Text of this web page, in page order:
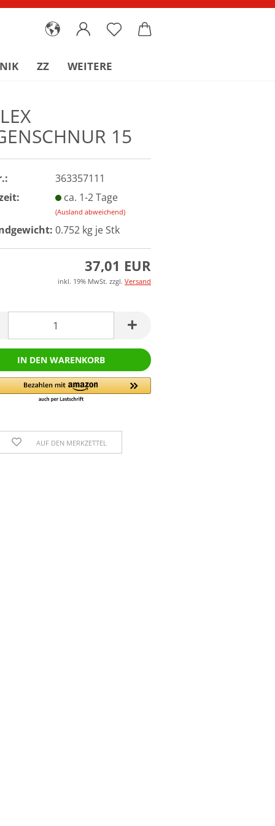
ZZ WEITERE
15
363357111
ca. 1-2 Tage
(Ausland abweichend)
0.752kg je Stk
37,01 EUR
inkl. 19% MwSt. zzgl. Versand
AUF DEN MERKZETTEL